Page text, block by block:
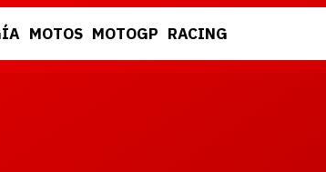
MOTOS MOTOGP RACING